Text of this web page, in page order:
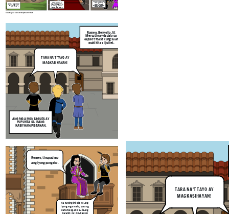
Create your own at Storyboard That
Ipinapaliwanag ni Romeo
na gusto niyang maikasal
'kay Juliet at maging
Si Capulet at Paris ay
naguusap sa gaganaping
kasalan sa pagitan ni Juliet
at Paris na gaganapin sa
ika-11 ng buwang marso.
Si Romeo at Juliet ay tuluyang
ikinasal ng palihim, Sa
pamamagitan ni Friar
Lawrence. (At Masaya silang
namuhay o siguro....)
TARA NA'T TAYO AY
MAGKASIHAYAN!
Romeo, Benvolio, At
Mercutio ay dadalo sa
capulet feast kung saan
makikita si juliet.
ANG MGA MONTAGUES AY
PUPUNTA SA ISANG
KASIYHAN/PISTAHAN.
Sa tingin ko, Gusto ko
nang maikasal 'kay
Juliet at tuluyang
maging kabiyak nito,
Friar.
Marami kapang
dapat matutunan
at mapagdaanan,
Romeo. Magandang Ummaga,
Ser Capulet! nais ko
sanang mabatid kung
kailan gaganapin ang
kasal namin ni Juliet.
11
Sa tuwing iniisip ko ang
iyong mga mata, parang
nahuhulog ako sa isang
Romeo, tinupad mo
ang iyong pangako.
Romeo! Mayroong isang
lalaki na ang pangalan ay
paris at balak niyang
pakasalan si Juliet.
Salamat sa iyong
pagsabi narse, Hindi
ko hahayaang
sa akin ang
kong si Juliet!
TARA NA'T TAYO AY
MAGKASIHAYAN!